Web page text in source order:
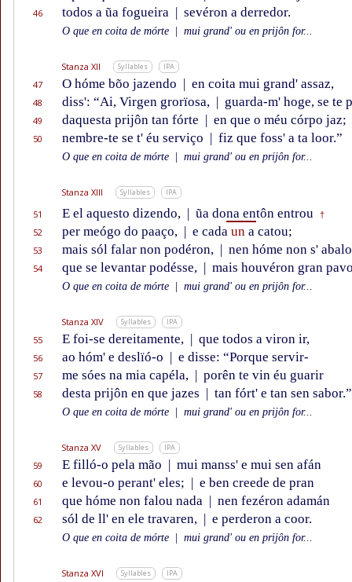
46 todos a ũa fogueira | sevéron a derredor.
O que en coita de mórte mui grand' ou en prijôn for...
Stanza XII Syllables IPA
47 O hóme bõo jazendo | en coita mui grand' assaz,
48 diss': “Ai, Virgen grorïosa, | guarda-m' hoge, se te
49 daquesta prijôn tan fórte | en que o méu córpo jaz;
50 nembre-te se t' éu serviço | fiz que foss' a ta loor.”
O que en coita de mórte mui grand' ou en prijôn for...
Stanza XIII Syllables IPA
51 E el aquesto dizendo, | ũa dona entôn entrou †
52 per meógo do paaço, | e cada un a catou;
53 mais sól falar non podéron, | nen hóme non s'
54 que se levantar podésse, | mais houvéron gran
O que en coita de mórte mui grand' ou en prijôn for...
Stanza XIV Syllables IPA
55 E foi-se dereitamente, | que todos a viron ir,
56 ao hóm' e deslïó-o | e disse: “Porque servir-
57 me sóes na mia capéla, | porên te vin éu guarir
58 desta prijôn en que jazes | tan fórt' e tan sen sabor.”
O que en coita de mórte mui grand' ou en prijôn for...
Stanza XV Syllables IPA
59 E filló-o pela mão | mui manss' e mui sen afán
60 e levou-o perant' eles; | e ben creede de pran
61 que hóme non falou nada | nen fezéron adamán
62 sól de ll' en ele travaren, | e perderon a coor.
O que en coita de mórte mui grand' ou en prijôn for...
Stanza XVI Syllables IPA